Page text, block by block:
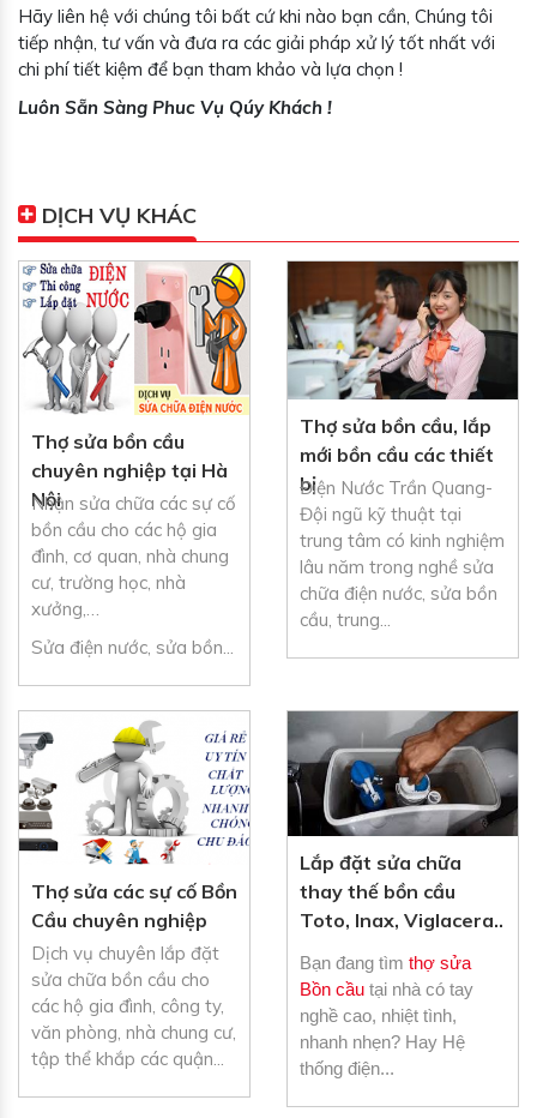
Hãy liên hệ với chúng tôi bất cứ khi nào bạn cần, Chúng tôi
tiếp nhận, tư vấn và đưa ra các giải pháp xử lý tốt nhất với
chi phí tiết kiệm để bạn tham khảo và lựa chọn !
Luôn Sẵn Sàng Phuc Vụ Qúy Khách !
DỊCH VỤ KHÁC
Thợ sửa bồn cầu
chuyên nghiệp tại Hà
Nội
Nhận sửa chữa các sự cố
bồn cầu cho các hộ gia
đình, cơ quan, nhà chung
cư, trường học, nhà
xưởng,…
Sửa điện nước, sửa bồn...
Thợ sửa bồn cầu, lắp
mới bồn cầu các thiết
bị
Điện Nước Trần Quang-
Đội ngũ kỹ thuật tại
trung tâm có kinh nghiệm
lâu năm trong nghề sửa
chữa điện nước, sửa bồn
cầu, trung...
Thợ sửa các sự cố Bồn
Cầu chuyên nghiệp
Dịch vụ chuyên lắp đặt
sửa chữa bồn cầu cho
các hộ gia đình, công ty,
văn phòng, nhà chung cư,
tập thể khắp các quận...
Lắp đặt sửa chữa
thay thế bồn cầu
Toto, Inax, Viglacera..
Bạn đang tìm thợ sửa
Bồn cầu tại nhà có tay
nghề cao, nhiệt tình,
nhanh nhẹn? Hay Hệ
thống điện...